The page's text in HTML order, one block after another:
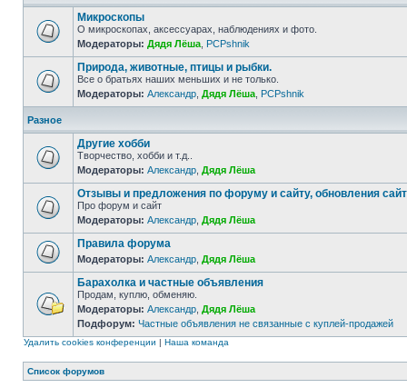
Микроскопы
О микроскопах, аксессуарах, наблюдениях и фото.
Модераторы: Дядя Лёша PCPshnik
Природа, животные, птицы и рыбки.
Все о братьях наших меньших и не только.
Модераторы: Александр Дядя Лёша PCPshnik
Разное
Другие хобби
Творчество, хобби и т.д..
Модераторы: Александр Дядя Лёша
Отзывы и предложения по форуму и сайту, обновления
Про форум и сайт
Модераторы: Александр Дядя Лёша
Правила форума
Модераторы: Александр Дядя Лёша
Барахолка и частные объявления
Продам, куплю, обменяю.
Модераторы: Александр Дядя Лёша
Подфорум: Частные объявления не связанные с куплей-продажей
Удалить cookies конференции | Наша команда
Список форумов